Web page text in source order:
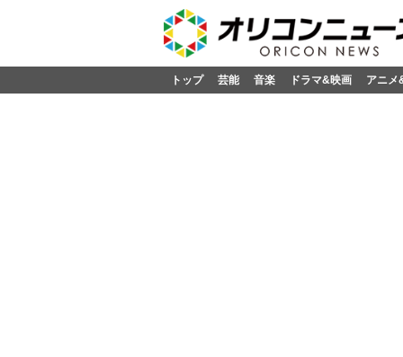
トップ 芸能 音楽 ドラマ&映画 アニメ